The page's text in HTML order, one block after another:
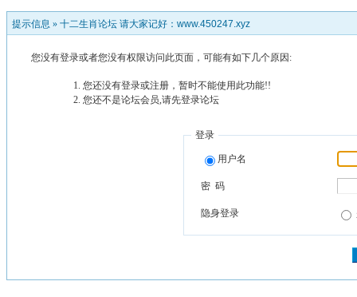
提示信息 » 十二生肖论坛 请大家记好：www.450247.xyz
您没有登录或者您没有权限访问此页面，可能有如下几个原因:
您还没有登录或注册，暂时不能使用此功能!!
您还不是论坛会员,请先登录论坛
登录
用户名
密 码
隐身登录